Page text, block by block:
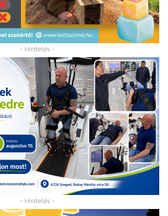
- Hirdetés -
- Hirdetés -